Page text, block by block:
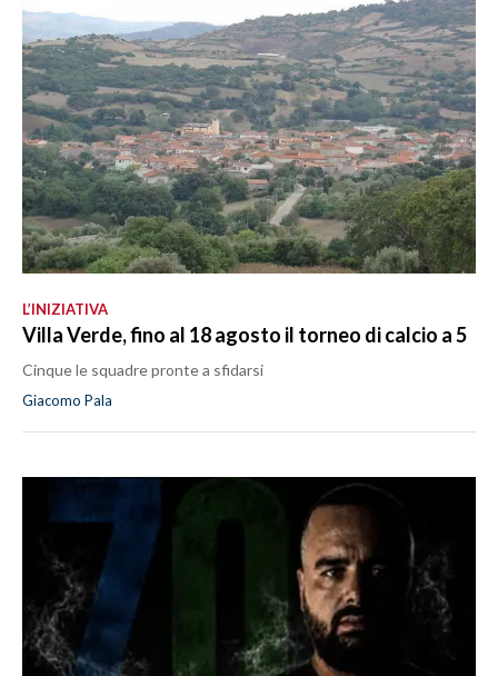
L’INIZIATIVA
Villa Verde, fino al 18 agosto il torneo di calcio a 5
Cinque le squadre pronte a sfidarsi
Giacomo Pala